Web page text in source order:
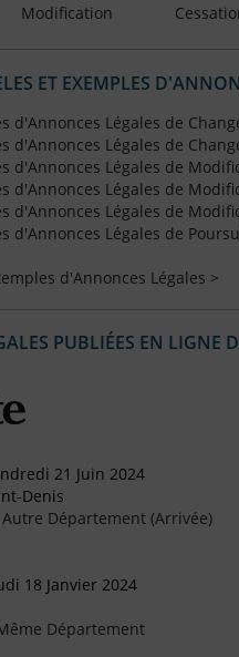
Modification
ET EXEMPLES
d'Annonces Légales de
d'Annonces Légales de
d'Annonces Légales de
d'Annonces Légales de
d'Annonces Légales de
d'Annonces Légales de
d'Annonces Légales >
PUBLIÉES EN LIGNE
21 Juin 2024
Denis
Département (Arrivée)
18 Janvier 2024
Département